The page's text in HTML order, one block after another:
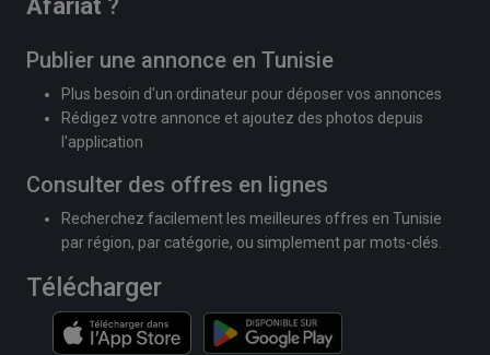
Afariat ?
Publier une annonce en Tunisie
Plus besoin d'un ordinateur pour déposer vos annonces
Rédigez votre annonce et ajoutez des photos depuis
l'application
Consulter des offres en lignes
Recherchez facilement les meilleures offres en Tunisie
par région, par catégorie, ou simplement par mots-clés.
Télécharger